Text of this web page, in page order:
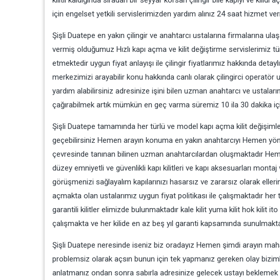
için engelset yetkili servislerimizden yardım alınız 24 saat hizmet
Şişli Duatepe en yakın çilingir ve anahtarcı ustalarına firmalarına
vermiş olduğumuz Hızlı kapı açma ve kilit değiştirme servislerimiz
etmektedir uygun fiyat anlayışı ile çilingir fiyatlarımız hakkında
merkezimizi arayabilir konu hakkında canlı olarak çilingirci operatör
yardım alabilirsiniz adresinize işini bilen uzman anahtarcı ve
çağırabilmek artık mümkün en geç varma süremiz 10 ila 30 dakika
Şişli Duatepe tamamında her türlü ve model kapı açma kilit
geçebilirsiniz Hemen arayın konuma en yakın anahtarcıyı Hemen
çevresinde tanınan bilinen uzman anahtarcılardan oluşmaktadır
düzey emniyetli ve güvenlikli kapı kilitleri ve kapı aksesuarları
görüşmenizi sağlayalım kapılarınızı hasarsız ve zararsız olarak
açmakta olan ustalarımız uygun fiyat politikası ile çalışmaktadır
garantili kilitler elimizde bulunmaktadır kale kilit yuma kilit hok kilit
çalışmakta ve her kilide en az beş yıl garanti kapsamında
Şişli Duatepe neresinde iseniz biz oradayız Hemen şimdi arayın
problemsiz olarak açsın bunun için tek yapmanız gereken olay
anlatmanız ondan sonra sabırla adresinize gelecek ustayı